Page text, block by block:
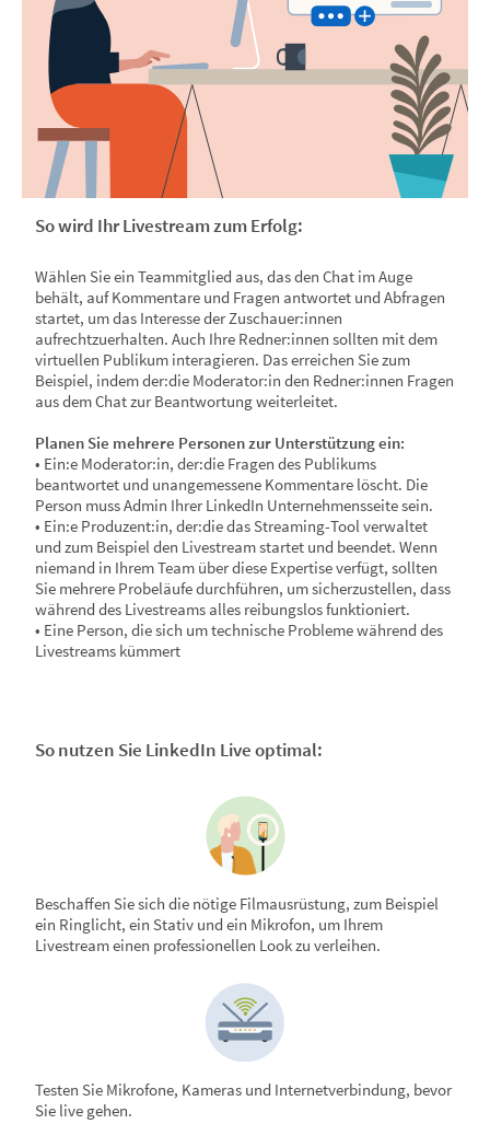
So wird Ihr Livestream zum Erfolg:
Wählen Sie ein Teammitglied aus, das den Chat im Auge
behält, auf Kommentare und Fragen antwortet und Abfragen
startet, um das Interesse der Zuschauer:innen
aufrechtzuerhalten. Auch Ihre Redner:innen sollten mit dem
virtuellen Publikum interagieren. Das erreichen Sie zum
Beispiel, indem der:die Moderator:in den Redner:innen Fragen
aus dem Chat zur Beantwortung weiterleitet.
Planen Sie mehrere Personen zur Unterstützung ein:
• Ein:e Moderator:in, der:die Fragen des Publikums
beantwortet und unangemessene Kommentare löscht. Die
Person muss Admin Ihrer LinkedIn Unternehmensseite sein.
• Ein:e Produzent:in, der:die das Streaming-Tool verwaltet
und zum Beispiel den Livestream startet und beendet. Wenn
niemand in Ihrem Team über diese Expertise verfügt, sollten
Sie mehrere Probeläufe durchführen, um sicherzustellen, dass
während des Livestreams alles reibungslos funktioniert.
• Eine Person, die sich um technische Probleme während des
Livestreams kümmert
So nutzen Sie LinkedIn Live optimal:
Beschaffen Sie sich die nötige Filmausrüstung, zum Beispiel
ein Ringlicht, ein Stativ und ein Mikrofon, um Ihrem
Livestream einen professionellen Look zu verleihen.
Testen Sie Mikrofone, Kameras und Internetverbindung, bevor
Sie live gehen.